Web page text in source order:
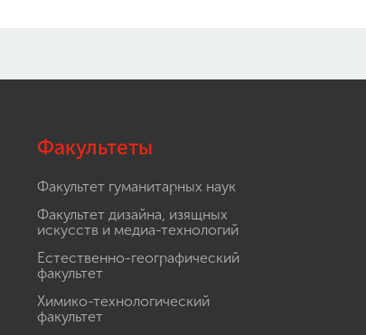
Факультеты
Факультет гуманитарных наук
Факультет дизайна, изящных
искусств и медиа-технологий
Естественно-географический
факультет
Химико-технологический
факультет